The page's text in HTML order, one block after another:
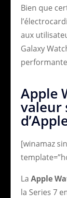
Bien que
aux
Galaxy
Apple
valeur
[winamaz
La Apple
la Series 7